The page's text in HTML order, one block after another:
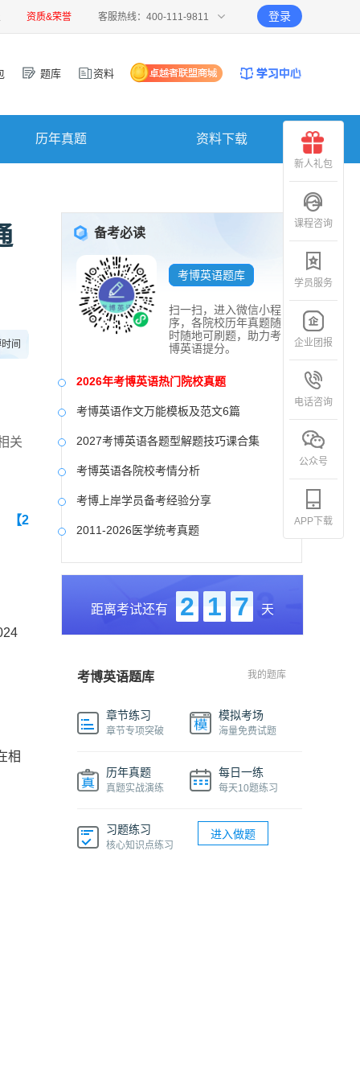
资质&荣誉 客服热线：400-111-9811 登录
题库 资料
历年真题 资料下载
间
关
【2
相
备考必读
考博英语题库
扫一扫，进入微信小程
序，各院校历年真题随
时随地可刷题，助力考
博英语提分。
2026年考博英语热门院校真题
考博英语作文万能模板及范文6篇
2027考博英语各题型解题技巧课合集
考博英语各院校考情分析
考博上岸学员备考经验分享
2011-2026医学统考真题
中国社会科学院大学真题合集
国防科技大学历年真题
中央美术学院历年真题
距离考试还有 2 1 7 天
考博英语题库 我的题库
章节练习
章节专项突破
模拟考场
海量免费试题
历年真题
真题实战演练
每日一练
每天10题练习
习题练习
核心知识点练习
进入做题
新人礼包
课程咨询
学员服务
企业团报
电话咨询
公众号
APP下载